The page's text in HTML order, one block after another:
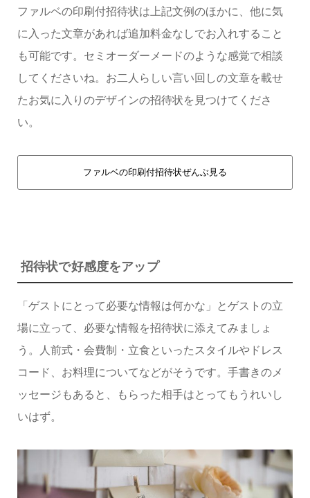
ファルベの印刷付招待状は上記文例のほかに、他に気
に入った文章があれば追加料金なしでお入れすること
も可能です。セミオーダーメードのような感覚で相談
してくださいね。お二人らしい言い回しの文章を載せ
たお気に入りのデザインの招待状を見つけてくださ
い。
ファルベの印刷付招待状ぜんぶ見る
招待状で好感度をアップ
「ゲストにとって必要な情報は何かな」とゲストの立
場に立って、必要な情報を招待状に添えてみましょ
う。人前式・会費制・立食といったスタイルやドレス
コード、お料理についてなどがそうです。手書きのメ
ッセージもあると、もらった相手はとってもうれいし
いはず。